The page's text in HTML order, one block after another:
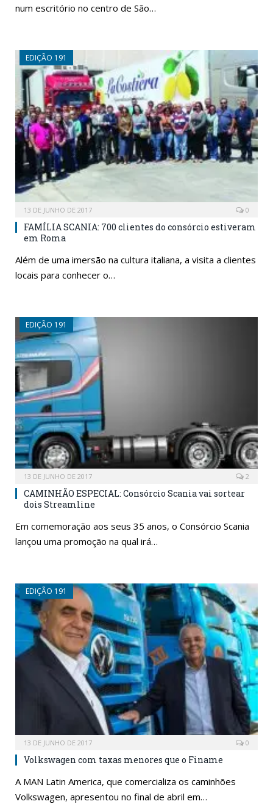
num escritório no centro de São…
EDIÇÃO 191
13 DE JUNHO DE 2017 0
FAMÍLIA SCANIA: 700 clientes do consórcio estiveram
em Roma
Além de uma imersão na cultura italiana, a visita a clientes
locais para conhecer o…
EDIÇÃO 191
13 DE JUNHO DE 2017 2
CAMINHÃO ESPECIAL: Consórcio Scania vai sortear
dois Streamline
Em comemoração aos seus 35 anos, o Consórcio Scania
lançou uma promoção na qual irá…
EDIÇÃO 191
13 DE JUNHO DE 2017 0
Volkswagen com taxas menores que o Finame
A MAN Latin America, que comercializa os caminhões
Volkswagen, apresentou no final de abril em…